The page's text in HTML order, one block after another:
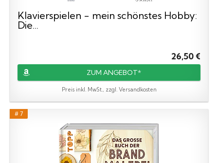
Klavierspielen - mein schönstes Hobby:
Die...
26,50 €
ZUM ANGEBOT*
Preis inkl. MwSt., zzgl. Versandkosten
# 7